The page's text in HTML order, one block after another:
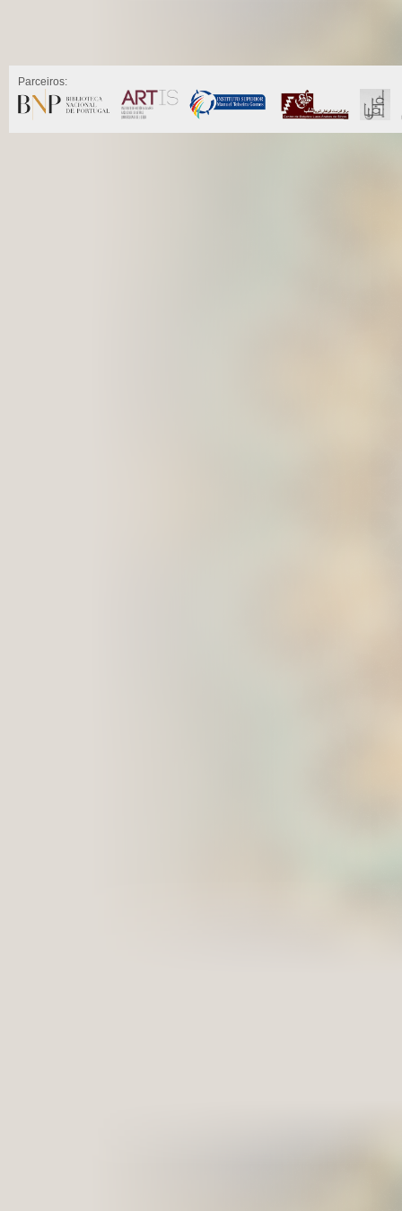
Parceiros: